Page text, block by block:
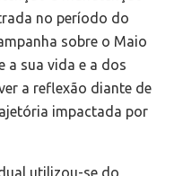
no período do
sobre o Maio
a sua vida e a dos
a reflexão diante de
impactada por
utilizou-se do